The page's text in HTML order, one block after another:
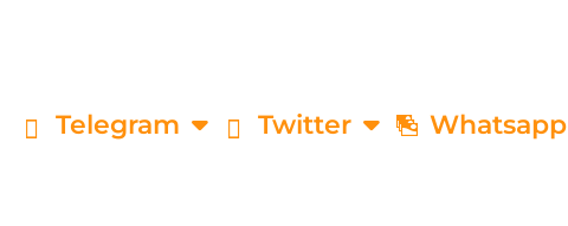
Telegram Twitter Whatsapp